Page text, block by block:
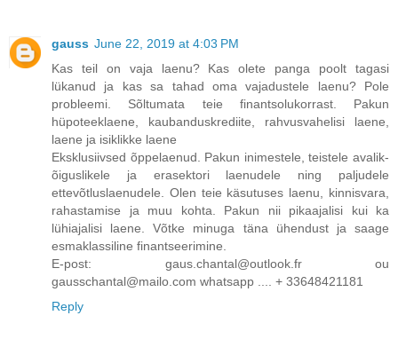
gauss June 22, 2019 at 4:03 PM
Kas teil on vaja laenu? Kas olete panga poolt tagasi
lükanud ja kas sa tahad oma vajadustele laenu? Pole
probleemi. Sõltumata teie finantsolukorrast. Pakun
hüpoteeklaene, kaubanduskrediite, rahvusvahelisi laene,
laene ja isiklikke laene
Eksklusiivsed õppelaenud. Pakun inimestele, teistele avalik-
õiguslikele ja erasektori laenudele ning paljudele
ettevõtluslaenudele. Olen teie käsutuses laenu, kinnisvara,
rahastamise ja muu kohta. Pakun nii pikaajalisi kui ka
lühiajalisi laene. Võtke minuga täna ühendust ja saage
esmaklassiline finantseerimine.
E-post: gaus.chantal@outlook.fr ou
gausschantal@mailo.com whatsapp .... + 33648421181
Reply